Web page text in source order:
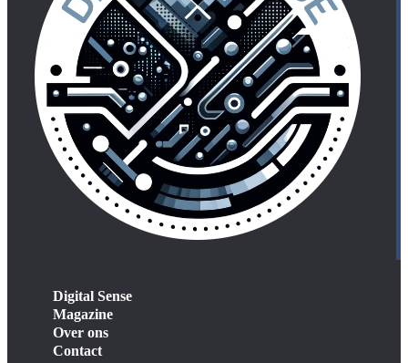
Digital Sense
Magazine
Over ons
Contact